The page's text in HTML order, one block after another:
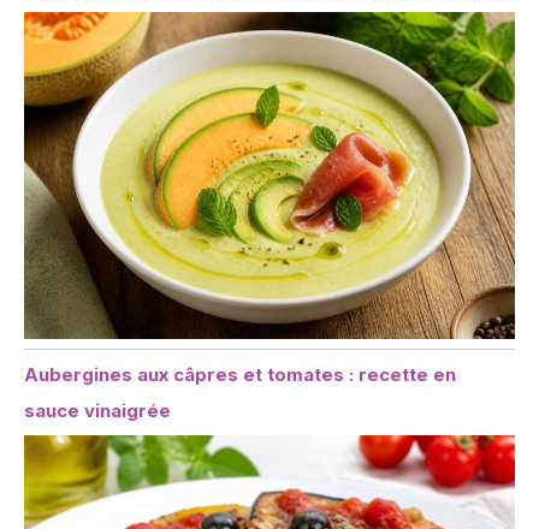
Aubergines aux câpres et tomates : recette en
sauce vinaigrée